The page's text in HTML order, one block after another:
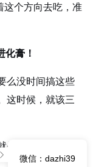
这个方向去吃，准
膏！
么没时间搞这些
这时候，就该三
帮你调理身
微信：dazhi39